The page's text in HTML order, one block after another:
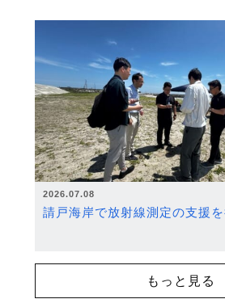
2026.07.08
請戸海岸で放射線測定の支援を
もっと見る